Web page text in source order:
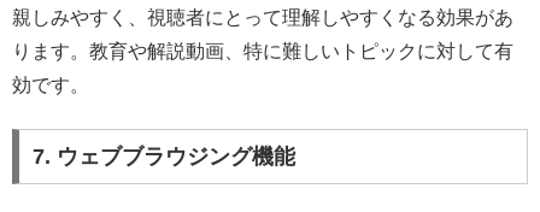
親しみやすく、視聴者にとって理解しやすくなる効果があ
ります。教育や解説動画、特に難しいトピックに対して有
効です。
7. ウェブブラウジング機能